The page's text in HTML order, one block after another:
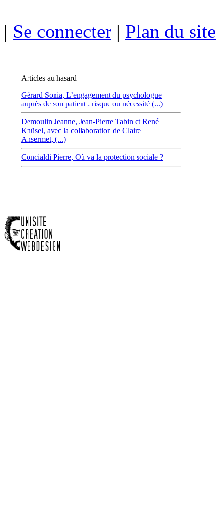
| Se connecter | Plan du site
Articles au hasard
Gérard Sonia, L’engagement du psychologue
auprès de son patient : risque ou nécessité (...)
Demoulin Jeanne, Jean-Pierre Tabin et René
Knüsel, avec la collaboration de Claire
Ansermet, (...)
Concialdi Pierre, Où va la protection sociale ?